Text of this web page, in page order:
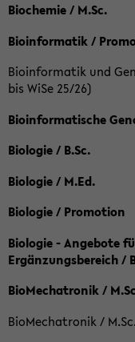
Biochemie / M.Sc.
Bioinformatik /
Bioinformatik und
bis WiSe 25/26)
Bioinformatische
Biologie / B.Sc.
Biologie / M.Ed.
Biologie / Promotion
Biologie - Angebote
Ergänzungsbereich /
BioMechatronik /
BioMechatronik /